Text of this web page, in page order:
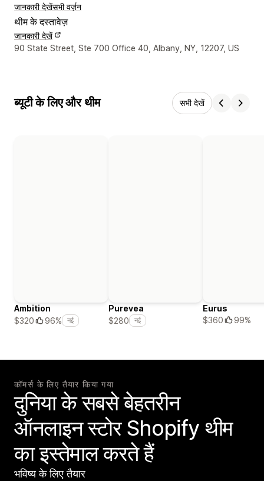
जानकारी देखेंसभी वर्ज़न
थीम के दस्तावेज़
जानकारी देखें
डिज़ाइनर के संपर्क की जानकारी
90 State Street, Ste 700 Office 40, Albany, NY, 12207, US
ब्यूटी के लिए और थीम सभी देखें
Ambition
$320
96% नई
Purevea
$280
नई
Eurus
$360
99%
कॉमर्स के लिए तैयार किया गया
दुनिया के सबसे बेहतरीन
ऑनलाइन स्टोर Shopify थीम
का इस्तेमाल करते हैं
भविष्य के लिए तैयार